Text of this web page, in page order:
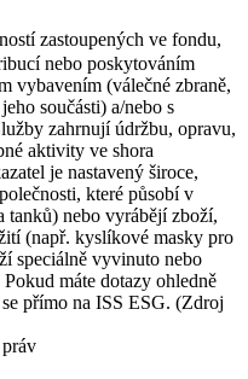
zastoupených ve fondu,
nebo poskytováním
vybavením (válečné zbraně,
součásti) a/nebo s
zahrnují údržbu, opravu,
aktivity ve shora
je nastavený široce,
které působí v
tanků) nebo vyrábějí zboží,
(např. kyslíkové masky pro
speciálně vyvinuto nebo
máte dotazy ohledně
přímo na ISS ESG. (Zdroj